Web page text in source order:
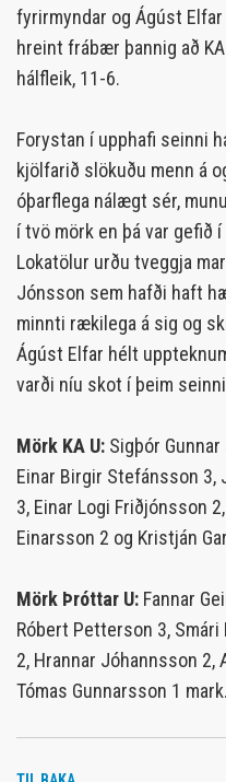
fyrirmyndar og Ágúst
hreint frábær þannig að
hálfleik, 11-6.
Forystan í upphafi seinni
kjölfarið slökuðu menn á
óþarflega nálægt sér,
í tvö mörk en þá var gefið
Lokatölur urðu tveggja
Jónsson sem hafði haft
minnti rækilega á sig og
Ágúst Elfar hélt
varði níu skot í þeim
Mörk KA U: Sigþór
Einar Birgir Stefánsson
3, Einar Logi Friðjónsson
Einarsson 2 og Kristján
Mörk Þróttar U: Fannar
Róbert Petterson 3,
2, Hrannar Jóhannsson 2,
Tómas Gunnarsson 1 mark.